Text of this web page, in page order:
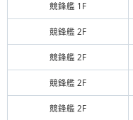
競鋒艦 1F
競鋒艦 2F
競鋒艦 2F
競鋒艦 2F
競鋒艦 2F